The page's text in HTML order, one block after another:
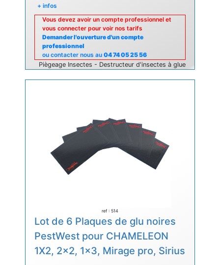
+ infos
Vous devez avoir un compte professionnel et
vous connecter pour voir nos tarifs
Demander l'ouverture d'un compte
professionnel
ou contacter nous au 04 74 05 25 56
Piègeage Insectes - Destructeur d'insectes à glue
ref : 514
Lot de 6 Plaques de glu noires
PestWest pour CHAMELEON
1X2, 2x2, 1x3, Mirage pro, Sirius